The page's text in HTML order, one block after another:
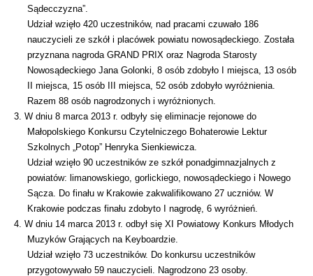
Sądecczyzna”.
Udział wzięło 420 uczestników, nad pracami czuwało 186
nauczycieli ze szkół i placówek powiatu nowosądeckiego. Została
przyznana nagroda GRAND PRIX oraz Nagroda Starosty
Nowosądeckiego Jana Golonki, 8 osób zdobyło I miejsca, 13 osób
II miejsca, 15 osób III miejsca, 52 osób zdobyło wyróżnienia.
Razem 88 osób nagrodzonych i wyróżnionych.
3. W dniu 8 marca 2013 r. odbyły się eliminacje rejonowe do
Małopolskiego Konkursu Czytelniczego Bohaterowie Lektur
Szkolnych „Potop” Henryka Sienkiewicza.
Udział wzięło 90 uczestników ze szkół ponadgimnazjalnych z
powiatów: limanowskiego, gorlickiego, nowosądeckiego i Nowego
Sącza. Do finału w Krakowie zakwalifikowano 27 uczniów. W
Krakowie podczas finału zdobyto I nagrodę, 6 wyróżnień.
4. W dniu 14 marca 2013 r. odbył się XI Powiatowy Konkurs Młodych
Muzyków Grających na Keyboardzie.
Udział wzięło 73 uczestników. Do konkursu uczestników
przygotowywało 59 nauczycieli. Nagrodzono 23 osoby.